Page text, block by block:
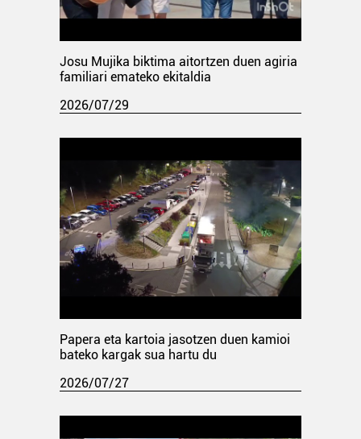
Josu Mujika biktima aitortzen duen agiria
familiari emateko ekitaldia
2026/07/29
Papera eta kartoia jasotzen duen kamioi
bateko kargak sua hartu du
2026/07/27